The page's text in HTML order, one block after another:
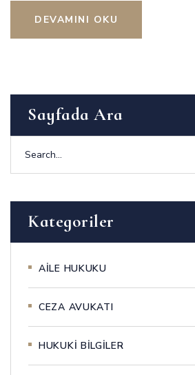
DEVAMINI OKU
Sayfada Ara
Kategoriler
AİLE HUKUKU
CEZA AVUKATI
HUKUKİ BİLGİLER